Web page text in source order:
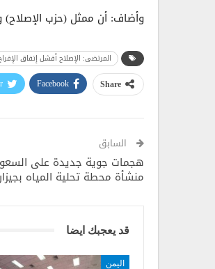
وأضاف: أن ممثل (حزب
المرتضى: الإصلاح أفشل إتفاق
Share
Facebook
السابق
هجمات جوية جديدة على
منشأة محطة تحلية المياه
قد يعجبك ايضا
اليمن